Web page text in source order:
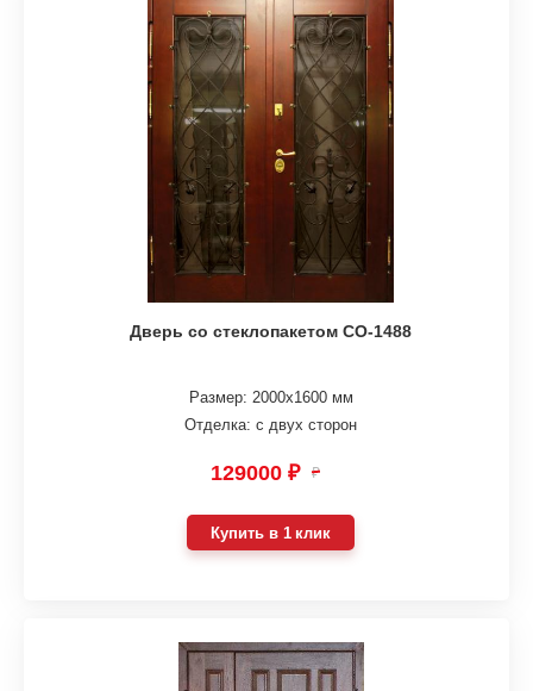
Дверь со стеклопакетом СО-1488
Размер: 2000х1600 мм
Отделка: с двух сторон
129000 ₽ ₽
Купить в 1 клик